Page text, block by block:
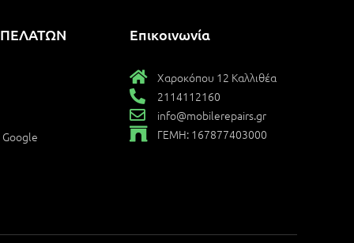
Google
Επικοινωνία
Χαροκόπου 12 Καλλιθέα
2114112160
info@mobilerepairs.gr
ΓΕΜΗ: 167877403000